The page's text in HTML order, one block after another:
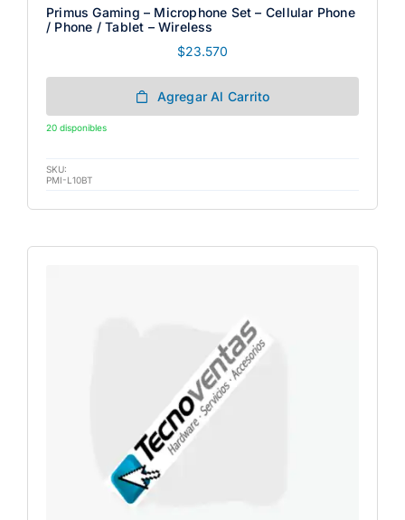
Primus Gaming – Microphone Set – Cellular Phone
/ Phone / Tablet – Wireless
$23.570
Agregar Al Carrito
20 disponibles
SKU:
PMI-L10BT